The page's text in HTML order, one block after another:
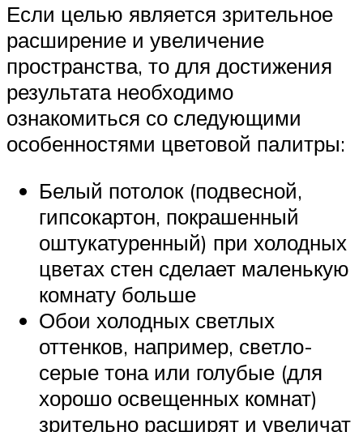
Если целью является зрительное
расширение и увеличение
пространства, то для достижения
результата необходимо
ознакомиться со следующими
особенностями цветовой палитры:
Белый потолок (подвесной,
гипсокартон, покрашенный
оштукатуренный) при холодных
цветах стен сделает маленькую
комнату больше
Обои холодных светлых
оттенков, например, светло-
серые тона или голубые (для
хорошо освещенных комнат)
зрительно расширят и увеличат